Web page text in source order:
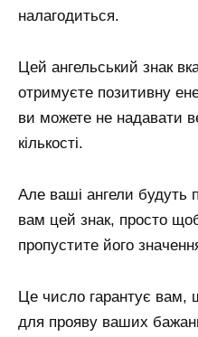
налагодиться.
Цей ангельський знак
отримуєте позитивну
ви можете не надавати
кількості.
Але ваші ангели будуть
вам цей знак, просто
пропустите його
Це число гарантує вам,
для прояву ваших